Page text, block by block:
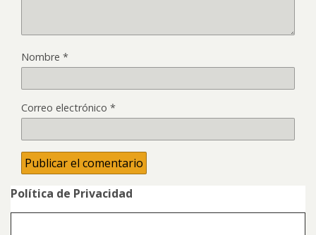
Nombre *
Correo electrónico *
Política de Privacidad